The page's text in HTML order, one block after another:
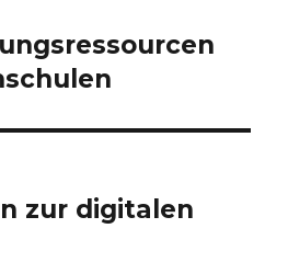
zur digitalen